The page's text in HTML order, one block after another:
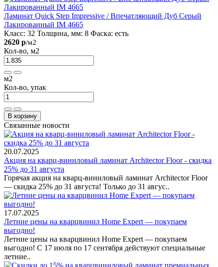
Ламинат Quick Step Impressive / Впечатляющий Дуб Серый
Лакированный IM 4665
Класс: 32 Толщина, мм: 8 Фаска: есть
2620 р/м2
Кол-во, м2
м2
Кол-во, упак
В корзину
Связанные новости
20.07.2025
Акция на кварц-виниловый ламинат Architector Floor - скидка
25% до 31 августа
Горячая акция на кварц-виниловый ламинат Architector Floor
— скидка 25% до 31 августа! Только до 31 авгус..
17.07.2025
Летние цены на кварцвинил Home Expert — покупаем
выгодно!
Летние цены на кварцвинил Home Expert — покупаем
выгодно! С 17 июля по 17 сентября действуют специальные
летние..